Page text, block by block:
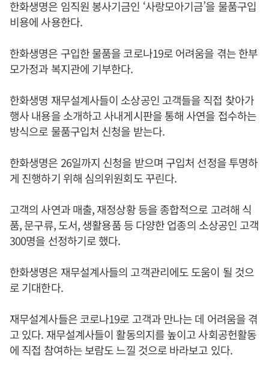
한화생명은 임직원 봉사기금인 ‘사랑모아기금’을 물품구입
비용에 사용한다.
한화생명은 구입한 물품을 코로나19로 어려움을 겪는 한부
모가정과 복지관에 기부한다.
한화생명 재무설계사들이 소상공인 고객들을 직접 찾아가
행사 내용을 소개하고 사내게시판을 통해 사연을 접수하는
방식으로 물품구입처 신청을 받는다.
한화생명은 26일까지 신청을 받으며 구입처 선정을 투명하
게 진행하기 위해 심의위원회도 꾸린다.
고객의 사연과 매출, 재정상황 등을 종합적으로 고려해 식
품, 문구류, 도서, 생활용품 등 다양한 업종의 소상공인 고객
300명을 선정하기로 했다.
한화생명은 재무설계사들의 고객관리에도 도움이 될 것으
로 기대한다.
재무설계사들은 코로나19로 고객과 만나는 데 어려움을 겪
고 있다. 재무설계사들이 활동의지를 높이고 사회공헌활동
에 직접 참여하는 보람도 느낄 것으로 바라보고 있다.